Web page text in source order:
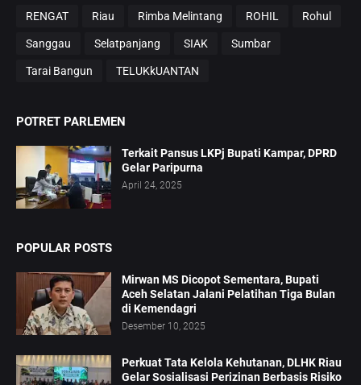
RENGAT Riau Rimba Melintang ROHIL Rohul
Sanggau Selatpanjang SIAK Sumbar
Tarai Bangun TELUKkUANTAN
POTRET PARLEMEN
Terkait Pansus LKPj Bupati Kampar, DPRD
Gelar Paripurna
April 24, 2025
POPULAR POSTS
Mirwan MS Dicopot Sementara, Bupati
Aceh Selatan Jalani Pelatihan Tiga Bulan
di Kemendagri
Desember 10, 2025
Perkuat Tata Kelola Kehutanan, DLHK Riau
Gelar Sosialisasi Perizinan Berbasis Risiko